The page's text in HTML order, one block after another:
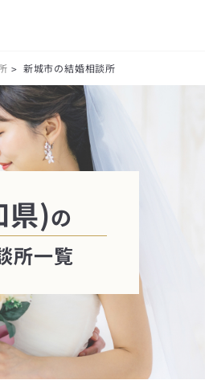
> 新城市の結婚相談所
県)の
所一覧